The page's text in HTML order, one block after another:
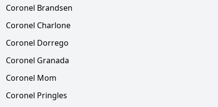
Coronel Brandsen
Coronel Charlone
Coronel Dorrego
Coronel Granada
Coronel Mom
Coronel Pringles